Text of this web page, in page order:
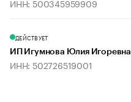
ИНН: 500345959909
ДЕЙСТВУЕТ
ИП Игумнова Юлия Игоревна
ИНН: 502726519001